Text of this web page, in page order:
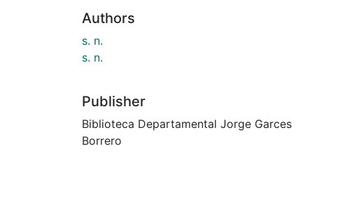
Authors
s. n.
s. n.
Publisher
Biblioteca Departamental Jorge Garces
Borrero